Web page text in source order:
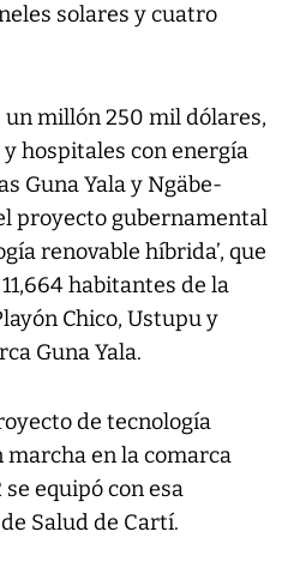
solares y cuatro
un millón 250 mil dólares,
hospitales con energía
Guna Yala y Ngäbe-
proyecto gubernamental
renovable híbrida’, que
habitantes de la
Chico, Ustupu y
Guna Yala.
de tecnología
marcha en la comarca
se equipó con esa
Salud de Cartí.